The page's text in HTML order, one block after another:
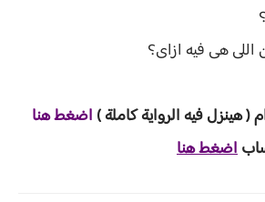
هى فيه ازاى؟
( هينزل فيه الرواية كاملة ) اضغط هنا
اضغط هنا